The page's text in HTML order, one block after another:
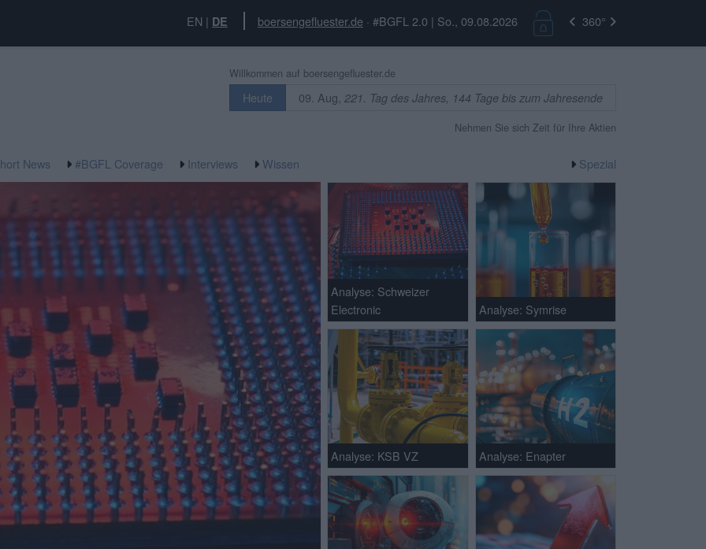
EN | DE boersengefluester.de · #BGFL 2.0 | So., 09.08.2026 360°
Willkommen auf boersengefluester.de
Heute 09. Aug, 221. Tag des Jahres, 144 Tage bis zum Jahresende
Nehmen Sie sich Zeit für Ihre Aktien
News #BGFL Coverage Interviews Wissen Spezial
Analyse: Schweizer
Electronic
Analyse: Symrise
Analyse: KSB VZ Analyse: Enapter